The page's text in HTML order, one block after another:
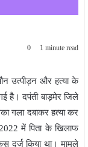
0 1 minute read
उत्पीड़न और हत्या के
है। दपंती बाड़मेर जिले
गला दबाकर हत्या कर
में पिता के खिलाफ
दर्ज किया था। मामले